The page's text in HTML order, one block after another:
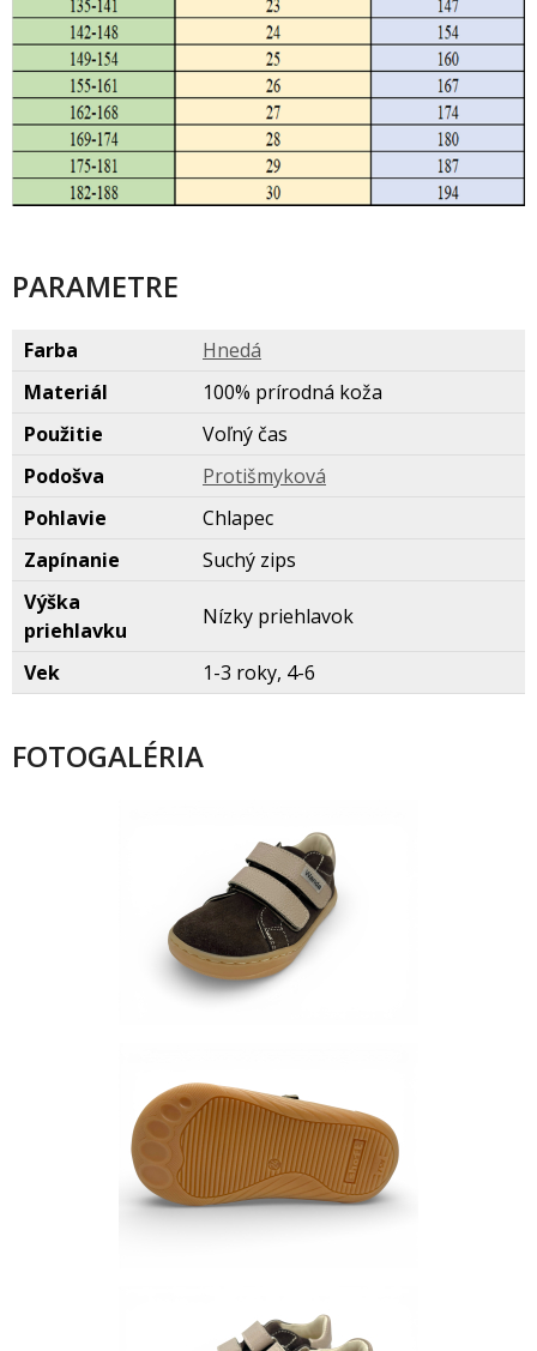
PARAMETRE
Farba
Hned
Materiál
100% prírodná koža
Použitie
Voľný čas
Podošva
Protišmykov
Pohlavie
Chlapec
Zapínanie
Suchý zips
Výška
priehlavku
Nízky priehlavok
Vek 1-3 roky, 4-6
FOTOGALÉRIA